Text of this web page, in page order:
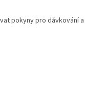
pokyny pro dávkování